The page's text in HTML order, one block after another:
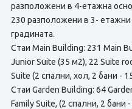
разположени в 4-етажна
230 разположени в 3- етажни
градината.
Стаи Main Building: 231 Main
Junior Suite (35 м2), 22 Suite
Suite (2 спални, хол, 2 бани -
Стаи Garden Building: 64
Family Suite, (2 спални, 2 бани